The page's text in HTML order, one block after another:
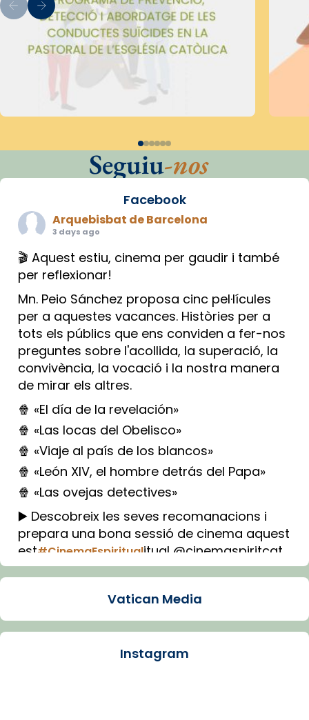
Seguiu-nos
Facebook
Arquebisbat de Barcelona
3 days ago
🎬 Aquest estiu, cinema per gaudir i també
per reflexionar!
Mn. Peio Sánchez proposa cinc pel·lícules
per a aquestes vacances. Històries per a
tots els públics que ens conviden a fer-nos
preguntes sobre l'acollida, la superació, la
convivència, la vocació i la nostra manera
de mirar els altres.
🍿 «El día de la revelación»
🍿 «Las locas del Obelisco»
🍿 «Viaje al país de los blancos»
🍿 «León XIV, el hombre detrás del Papa»
🍿 «Las ovejas detectives»
▶️ Descobreix les seves recomanacions i
prepara una bona sessió de cinema aquest
est#CinemaEspiritualitual @cinemaspiritcat
Imatge: Generada amb IA (OpenAI)
Arquebisbat de Barcelona
Vatican Media
Instagram